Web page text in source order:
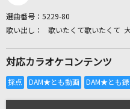
全
選曲番号： 5229-80
歌いたくて歌いたくて
対応カラオケコンテンツ